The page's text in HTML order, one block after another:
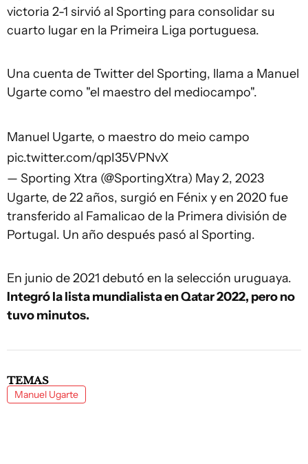
victoria 2-1 sirvió al Sporting para consolidar su
cuarto lugar en la Primeira Liga portuguesa.
Una cuenta de Twitter del Sporting, llama a Manuel
Ugarte como "el maestro del mediocampo".
Manuel Ugarte, o maestro do meio campo
pic.twitter.com/qpI35VPNvX
— Sporting Xtra (@SportingXtra) May 2, 2023
Ugarte, de 22 años, surgió en Fénix y en 2020 fue
transferido al Famalicao de la Primera división de
Portugal. Un año después pasó al Sporting.
En junio de 2021 debutó en la selección uruguaya.
Integró la lista mundialista en Qatar 2022, pero no
tuvo minutos.
TEMAS
Manuel Ugarte